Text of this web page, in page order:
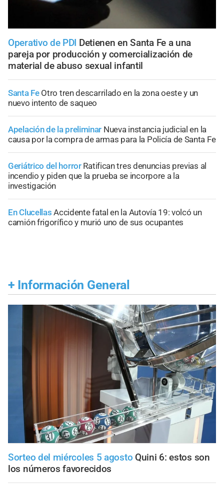
Operativo de PDI Detienen en Santa Fe a una
pareja por producción y comercialización de
material de abuso sexual infantil
Santa Fe Otro tren descarrilado en la zona oeste y un
nuevo intento de saqueo
Apelación de la preliminar Nueva instancia judicial en la
causa por la compra de armas para la Policía de Santa Fe
Geriátrico del horror Ratifican tres denuncias previas al
incendio y piden que la prueba se incorpore a la
investigación
En Clucellas Accidente fatal en la Autovía 19: volcó un
camión frigorífico y murió uno de sus ocupantes
+ Información General
Sorteo del miércoles 5 agosto Quini 6: estos son
los números favorecidos